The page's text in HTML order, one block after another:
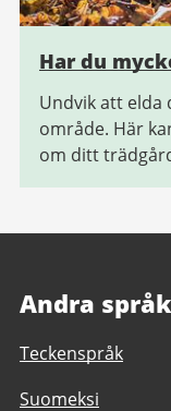
Har du
Undvik att
område. Här
om ditt
Andra språk
Teckenspråk
Suomeksi